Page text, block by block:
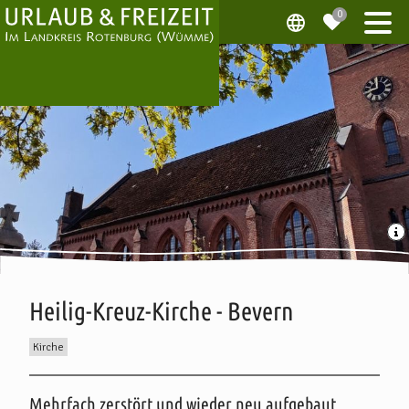
Heilig-Kreuz-Kirche - Bevern
Kirche
Beschreibung
Mehrfach zerstört und wieder neu aufgebaut